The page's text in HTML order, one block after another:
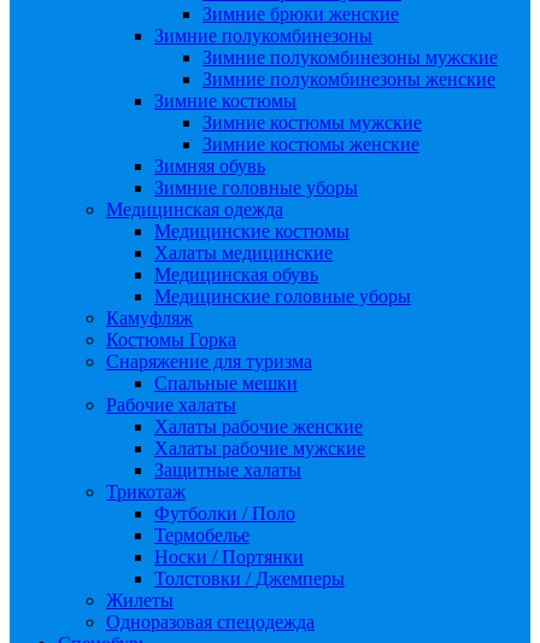
Зимние брюки женские
Зимние полукомбинезоны
Зимние полукомбинезоны мужские
Зимние полукомбинезоны женские
Зимние костюмы
Зимние костюмы мужские
Зимние костюмы женские
Зимняя обувь
Зимние головные уборы
Медицинская одежда
Медицинские костюмы
Халаты медицинские
Медицинская обувь
Медицинские головные уборы
Камуфляж
Костюмы Горка
Снаряжение для туризма
Спальные мешки
Рабочие халаты
Халаты рабочие женские
Халаты рабочие мужские
Защитные халаты
Трикотаж
Футболки / Поло
Термобелье
Носки / Портянки
Толстовки / Джемперы
Жилеты
Одноразовая спецодежда